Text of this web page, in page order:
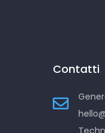
Contatti